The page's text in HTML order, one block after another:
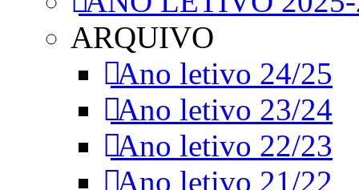
ARQUIVO
Ano letivo 24/25
Ano letivo 23/24
Ano letivo 22/23
Ano letivo 21/22